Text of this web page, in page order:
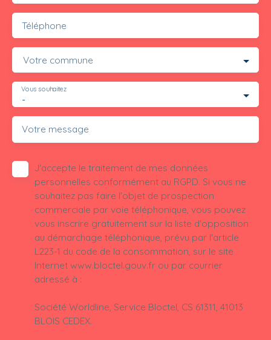
Téléphone
Votre commune
-
Vous souhaitez
Votre message
J'accepte le traitement de mes données
personnelles conformément au RGPD. Si vous ne
souhaitez pas faire l'objet de prospection
commerciale par voie téléphonique, vous pouvez
vous inscrire gratuitement sur la liste d'opposition
au démarchage téléphonique, prévu par l'article
L223-1 du code de la consommation, sur le site
Internet www.bloctel.gouv.fr ou par courrier
adressé à :
Société Worldline, Service Bloctel, CS 61311, 41013
BLOIS CEDEX.